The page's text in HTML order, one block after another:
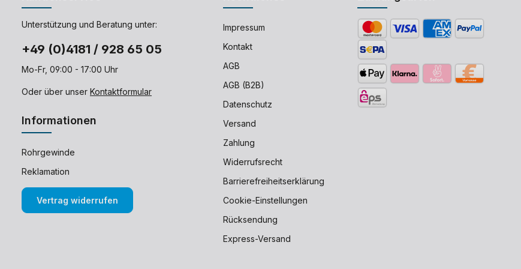
Unterstützung und Beratung unter:
+49 (0)4181 / 928 65 05
Mo-Fr, 09:00 - 17:00 Uhr
Oder über unser Kontaktformular
Informationen
Rohrgewinde
Reklamation
Vertrag widerrufen
Impressum
Kontakt
AGB
AGB (B2B)
Datenschutz
Versand
Zahlung
Widerrufsrecht
Barrierefreiheitserklärung
Cookie-Einstellungen
Rücksendung
Express-Versand